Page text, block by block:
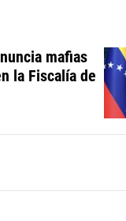
mafias
la Fiscalía de